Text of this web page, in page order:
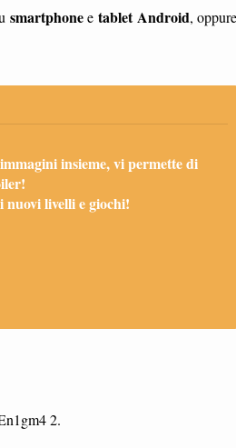
smartphonee tablet Android,
insieme, vi permette di
nuovi livelli e giochi!
2.